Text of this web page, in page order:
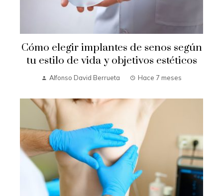
Cómo elegir implantes de senos según
tu estilo de vida y objetivos estéticos
Alfonso David Berrueta Hace 7 meses